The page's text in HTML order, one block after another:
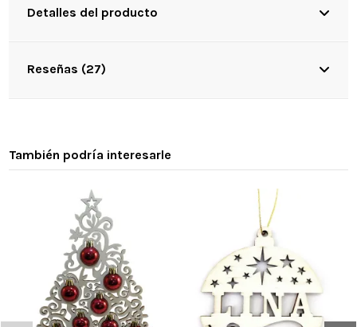
Detalles del producto
Reseñas (27)
También podría interesarle